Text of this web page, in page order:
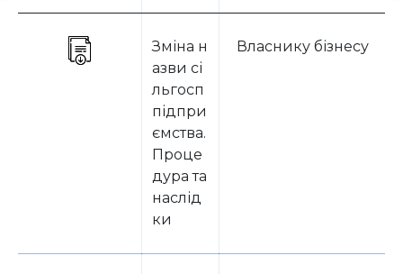
Зміна н
азви сі
льгосп
підпри
ємства.
Проце
дура та
наслід
ки
Власнику бізнесу